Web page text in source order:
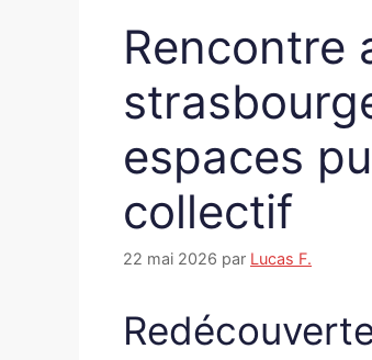
Rencontre
espaces
collectif
22 mai 2026 par Lucas F.